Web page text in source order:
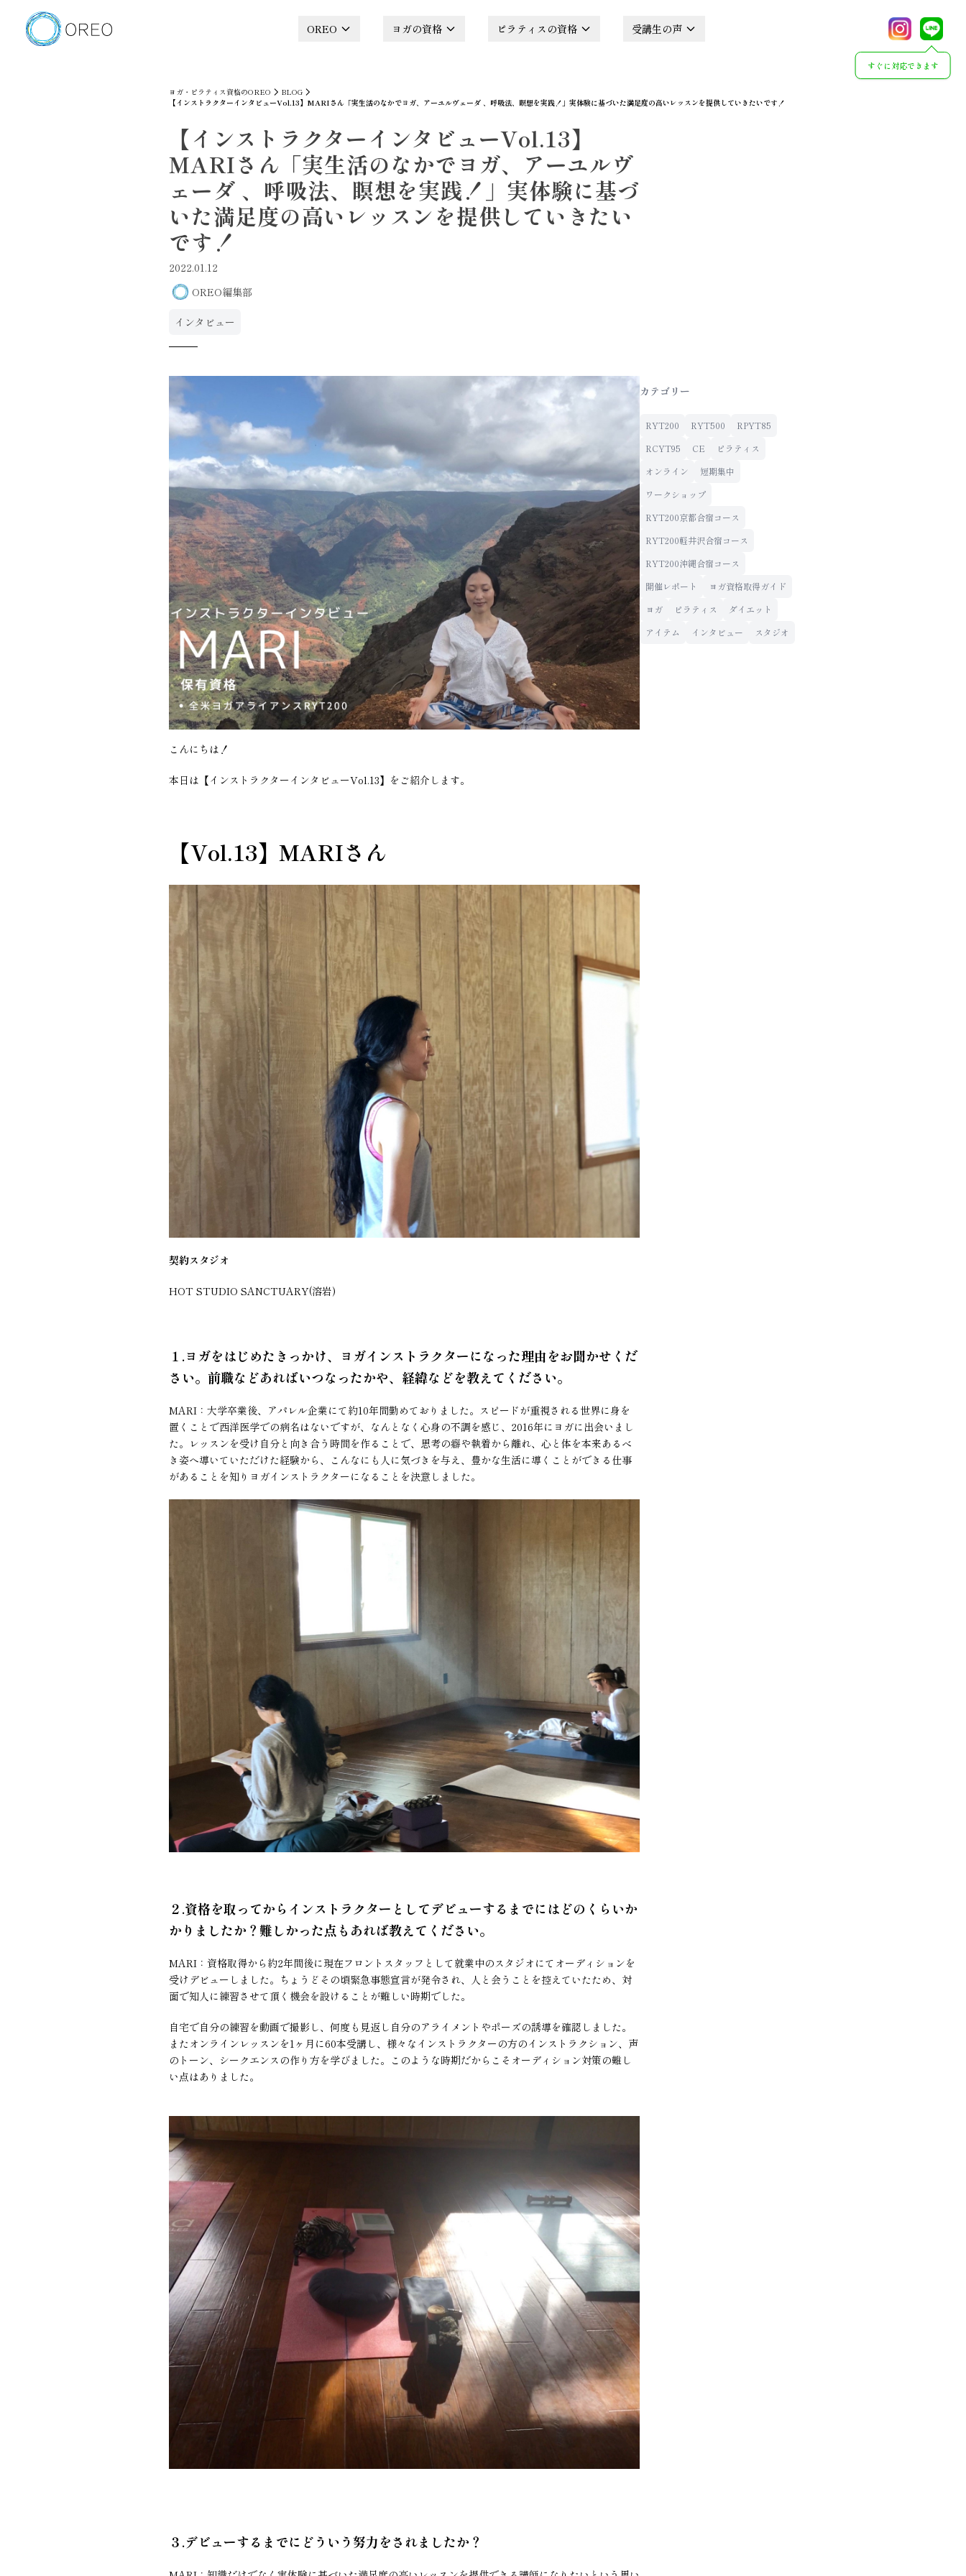
OREO ヨガの資格 ピラティスの資格 受講生の声
すぐに対応できます
ヨガ・ピラティス資格のOREO
BLOG
【インストラクターインタビューVol.13】MARIさん「実生活のなかでヨガ、アーユルヴェーダ 、呼吸法、瞑想を実践！」実体験に基づいた満足度の高いレッスンを提供していきたいです！
【インストラクターインタビューVol.13】
MARIさん「実生活のなかでヨガ、アーユルヴ
ェーダ 、呼吸法、瞑想を実践！」実体験に基づ
いた満足度の高いレッスンを提供していきたい
です！
2022.01.12
OREO編集部
インタビュー
こんにちは！
本日は【インストラクターインタビューVol.13】をご紹介します。
【Vol.13】MARIさん
契約スタジオ
HOT STUDIO SANCTUARY(溶岩)
１.ヨガをはじめたきっかけ、ヨガインストラクターになった理由をお聞かせくだ
さい。前職などあればいつなったかや、経緯などを教えてください。
MARI：大学卒業後、アパレル企業にて約10年間勤めておりました。スピードが重視される世界に身を
置くことで西洋医学での病名はないですが、なんとなく心身の不調を感じ、2016年にヨガに出会いまし
た。レッスンを受け自分と向き合う時間を作ることで、思考の癖や執着から離れ、心と体を本来あるべ
き姿へ導いていただけた経験から、こんなにも人に気づきを与え、豊かな生活に導くことができる仕事
があることを知りヨガインストラクターになることを決意しました。
２.資格を取ってからインストラクターとしてデビューするまでにはどのくらいか
かりましたか？難しかった点もあれば教えてください。
MARI：資格取得から約2年間後に現在フロントスタッフとして就業中のスタジオにてオーディションを
受けデビューしました。ちょうどその頃緊急事態宣言が発令され、人と会うことを控えていたため、対
面で知人に練習させて頂く機会を設けることが難しい時期でした。
自宅で自分の練習を動画で撮影し、何度も見返し自分のアライメントやポーズの誘導を確認しました。
またオンラインレッスンを1ヶ月に60本受講し、様々なインストラクターの方のインストラクション、声
のトーン、シークエンスの作り方を学びました。このような時期だからこそオーディション対策の難し
い点はありました。
３.デビューするまでにどういう努力をされましたか？
カテゴリー
RYT200 RYT500
RPYT85
RCYT95
CE
ピラティス
オンライン
短期集中
ワークショップ
RYT200京都合宿コース
RYT200軽井沢合宿コース
RYT200沖縄合宿コース
開催レポート
ヨガ資格取得ガイド
ヨガ
ピラティス
ダイエット
アイテム
インタビュー スタジオ